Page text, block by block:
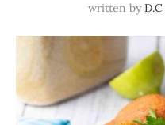
written by D.C